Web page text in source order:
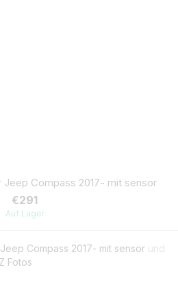
Compass 2017- mit sensor
€291
Auf Lager